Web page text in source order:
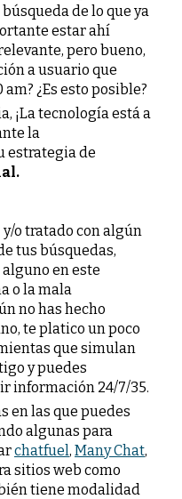
de lo que ya
estar ahí
pero bueno,
a usuario que
¿Es esto posible?
¡La tecnología está a
la
estrategia de
o tratado con algún
tus búsquedas,
en este
o la mala
no has hecho
te platico un poco
que simulan
y puedes
información 24/7/35.
en las que puedes
algunas para
chatfuel, Many Chat,
sitios web como
tiene modalidad